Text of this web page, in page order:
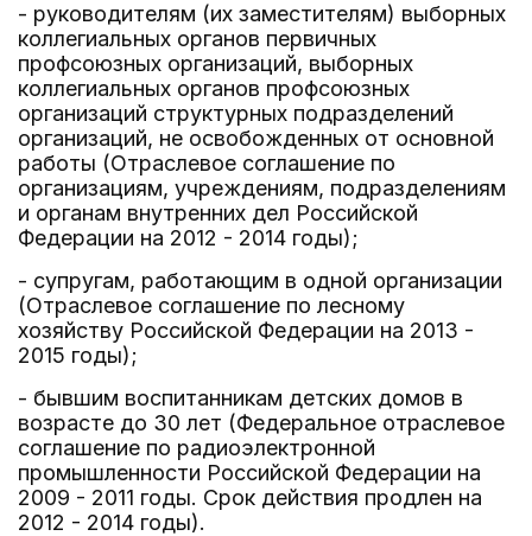
- руководителям (их заместителям) выборных
коллегиальных органов первичных
профсоюзных организаций, выборных
коллегиальных органов профсоюзных
организаций структурных подразделений
организаций, не освобожденных от основной
работы (Отраслевое соглашение по
организациям, учреждениям, подразделениям
и органам внутренних дел Российской
Федерации на 2012 - 2014 годы);
- супругам, работающим в одной организации
(Отраслевое соглашение по лесному
хозяйству Российской Федерации на 2013 -
2015 годы);
- бывшим воспитанникам детских домов в
возрасте до 30 лет (Федеральное отраслевое
соглашение по радиоэлектронной
промышленности Российской Федерации на
2009 - 2011 годы. Срок действия продлен на
2012 - 2014 годы).